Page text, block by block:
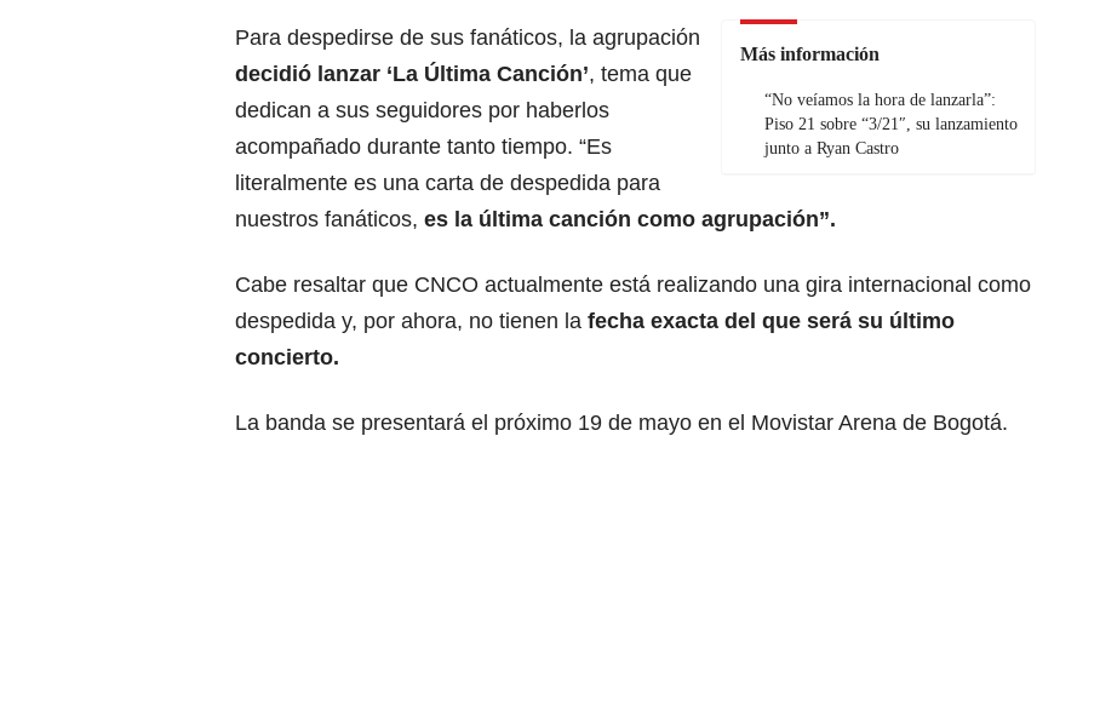
Más información
“No veíamos la hora de lanzarla”:
Piso 21 sobre “3/21″, su lanzamiento
junto a Ryan Castro
Para despedirse de sus fanáticos, la agrupación
decidió lanzar ‘La Última Canción’, tema que
dedican a sus seguidores por haberlos
acompañado durante tanto tiempo. “Es
literalmente es una carta de despedida para
nuestros fanáticos, es la última canción como agrupación”.
Cabe resaltar que CNCO actualmente está realizando una gira internacional como
despedida y, por ahora, no tienen la fecha exacta del que será su último
concierto.
La banda se presentará el próximo 19 de mayo en el Movistar Arena de Bogotá.